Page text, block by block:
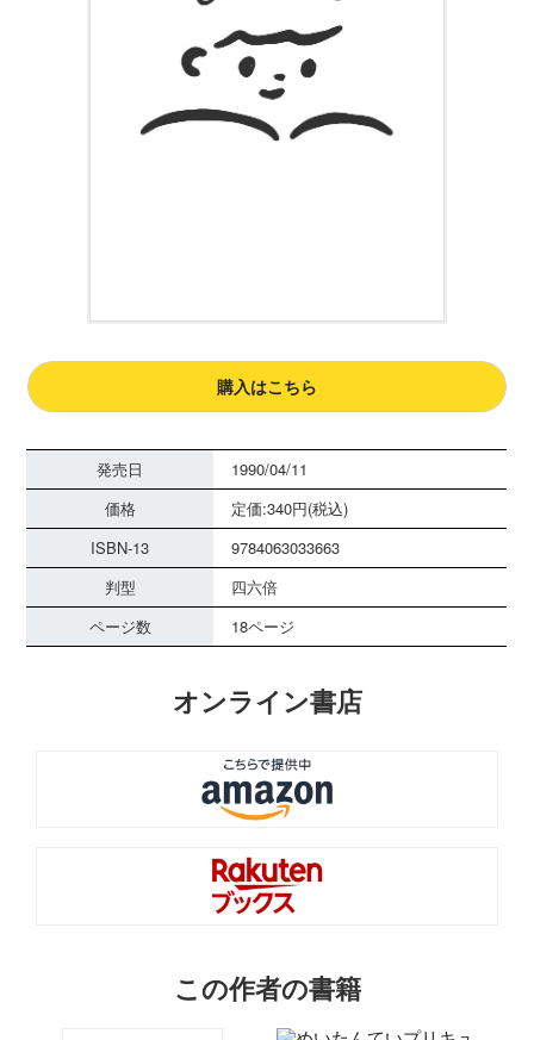
購入はこちら
発売日
1990/04/11
価格
定価:340円(税込)
ISBN-13
9784063033663
判型
四六倍
ページ数
18ページ
オンライン書店
この作者の書籍